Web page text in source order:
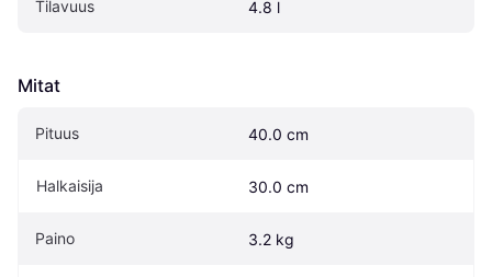
Tilavuus 4.8 l
Mitat
Pituus 40.0 cm
Halkaisija 30.0 cm
Paino 3.2 kg